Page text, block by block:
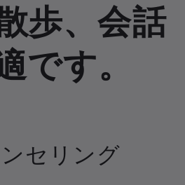
歩、会話
です。
セリング